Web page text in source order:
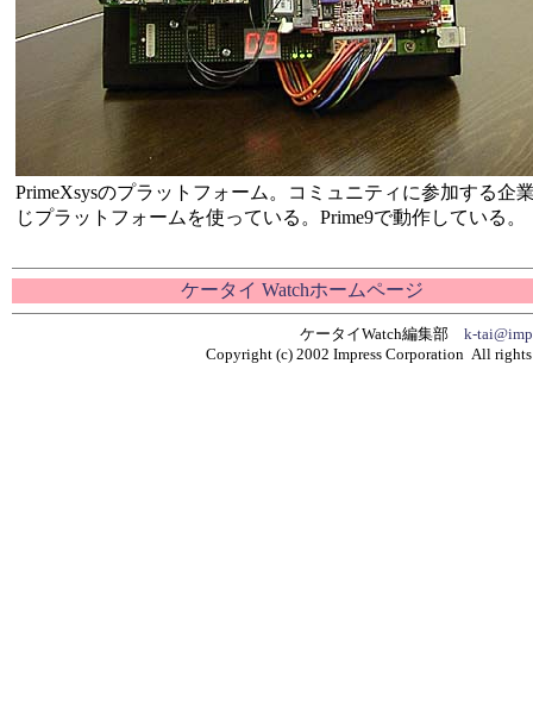
PrimeXsysのプラットフォーム。コミュニティに参加する企
じプラットフォームを使っている。Prime9で動作している。
ケータイ Watchホームページ
ケータイWatch編集部 k-
Copyright (c) 2002 Impress Corporation All rights